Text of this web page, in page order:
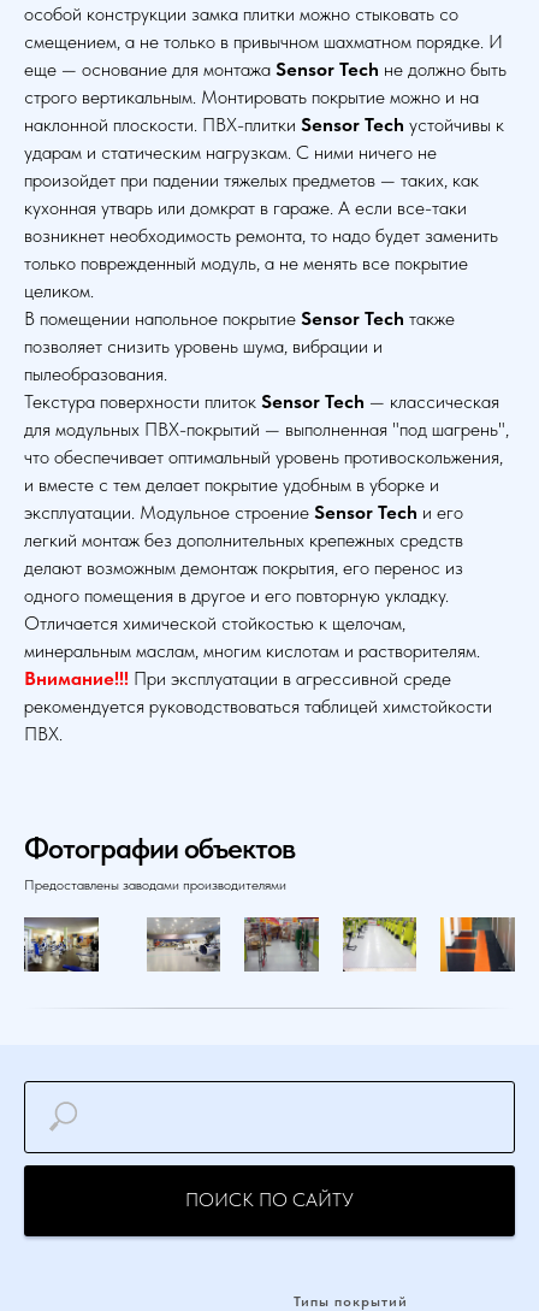
особой конструкции замка плитки можно стыковать со
смещением, а не только в привычном шахматном порядке. И
еще — основание для монтажа Sensor Tech не должно быть
строго вертикальным. Монтировать покрытие можно и на
наклонной плоскости. ПВХ-плитки Sensor Tech устойчивы к
ударам и статическим нагрузкам. С ними ничего не
произойдет при падении тяжелых предметов — таких, как
кухонная утварь или домкрат в гараже. А если все-таки
возникнет необходимость ремонта, то надо будет заменить
только поврежденный модуль, а не менять все покрытие
целиком.
В помещении напольное покрытие Sensor Tech также
позволяет снизить уровень шума, вибрации и
пылеобразования.
Текстура поверхности плиток Sensor Tech — классическая
для модульных ПВХ-покрытий — выполненная "под шагрень",
что обеспечивает оптимальный уровень противоскольжения,
и вместе с тем делает покрытие удобным в уборке и
эксплуатации. Модульное строение Sensor Tech и его
легкий монтаж без дополнительных крепежных средств
делают возможным демонтаж покрытия, его перенос из
одного помещения в другое и его повторную укладку.
Отличается химической стойкостью к щелочам,
минеральным маслам, многим кислотам и растворителям.
Внимание!!! При эксплуатации в агрессивной среде
рекомендуется руководствоваться таблицей химстойкости
ПВХ.
Фотографии объектов
Предоставлены заводами производителями
ПОИСК ПО САЙТУ
Типы покрытий